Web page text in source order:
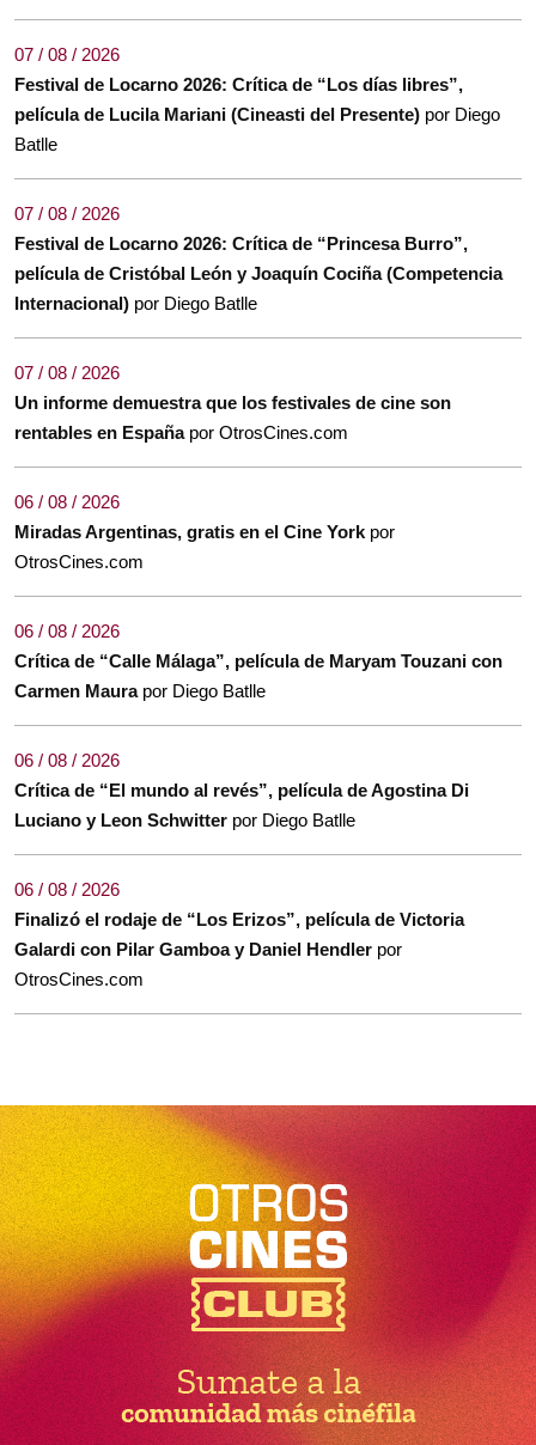
07 / 08 / 2026
Festival de Locarno 2026: Crítica de “Los días libres”,
película de Lucila Mariani (Cineasti del Presente) por Diego
Batlle
07 / 08 / 2026
Festival de Locarno 2026: Crítica de “Princesa Burro”,
película de Cristóbal León y Joaquín Cociña (Competencia
Internacional) por Diego Batlle
07 / 08 / 2026
Un informe demuestra que los festivales de cine son
rentables en España por OtrosCines.com
06 / 08 / 2026
Miradas Argentinas, gratis en el Cine York por
OtrosCines.com
06 / 08 / 2026
Crítica de “Calle Málaga”, película de Maryam Touzani con
Carmen Maura por Diego Batlle
06 / 08 / 2026
Crítica de “El mundo al revés”, película de Agostina Di
Luciano y Leon Schwitter por Diego Batlle
06 / 08 / 2026
Finalizó el rodaje de “Los Erizos”, película de Victoria
Galardi con Pilar Gamboa y Daniel Hendler por
OtrosCines.com